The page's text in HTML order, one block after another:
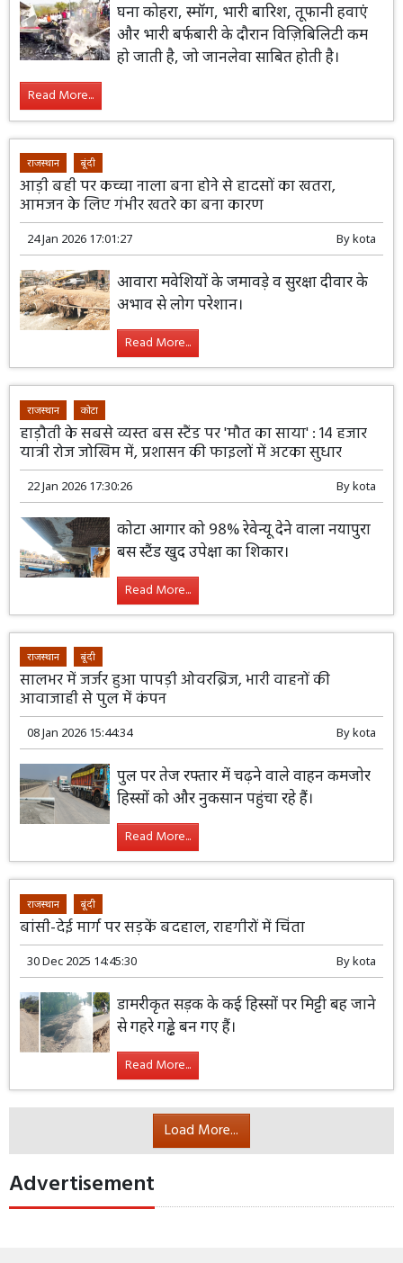
घना कोहरा, स्मॉग, भारी बारिश, तूफानी हवाएं
और भारी बर्फबारी के दौरान विज़िबिलिटी कम
हो जाती है, जो जानलेवा साबित होती है।
Read More...
राजस्थान बूंदी
आड़ी बही पर कच्चा नाला बना होने से हादसों का खतरा,
आमजन के लिए गंभीर खतरे का बना कारण
24 Jan 2026 17:01:27 Bykota
आवारा मवेशियों के जमावड़े व सुरक्षा दीवार के
अभाव से लोग परेशान।
Read More...
राजस्थान कोटा
हाड़ौती के सबसे व्यस्त बस स्टैंड पर 'मौत का साया' : 14 हजार
यात्री रोज जोखिम में, प्रशासन की फाइलों में अटका सुधार
22 Jan 2026 17:30:26 Bykota
कोटा आगार को 98% रेवेन्यू देने वाला नयापुरा
बस स्टैंड खुद उपेक्षा का शिकार।
Read More...
राजस्थान बूंदी
सालभर में जर्जर हुआ पापड़ी ओवरब्रिज, भारी वाहनों की
आवाजाही से पुल में कंपन
08 Jan 2026 15:44:34 Bykota
पुल पर तेज रफ्तार में चढ़ने वाले वाहन कमजोर
हिस्सों को और नुकसान पहुंचा रहे हैं।
Read More...
राजस्थान बूंदी
बांसी-देई मार्ग पर सड़कें बदहाल, राहगीरों में चिंता
30 Dec 2025 14:45:30 Bykota
डामरीकृत सड़क के कई हिस्सों पर मिट्टी बह जाने
से गहरे गड्ढे बन गए हैं।
Read More...
Load More...
Advertisement